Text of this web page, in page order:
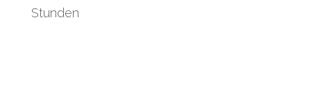
Stunden